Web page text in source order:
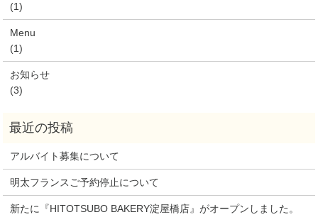
(1)
Menu
(1)
お知らせ
(3)
アルバイト募集について
明太フランスご予約停止について
新たに『HITOTSUBO BAKERY淀屋橋店』がオープンしました。